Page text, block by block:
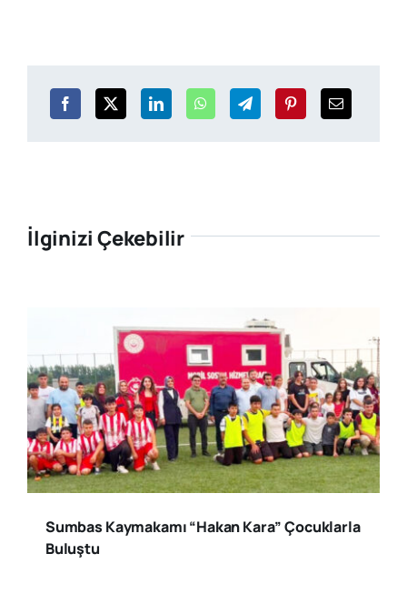
İlginizi Çekebilir
Sumbas Kaymakamı “Hakan Kara” Çocuklarla
Buluştu